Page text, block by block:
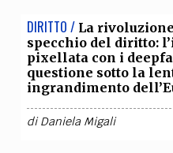
DIRITTO / La
specchio del diritto:
pixellata con i
questione sotto la
ingrandimento
diDaniela Migali